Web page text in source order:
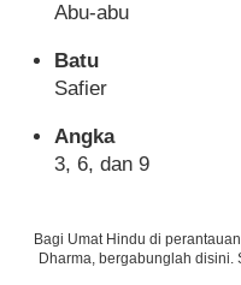
Abu-abu
Batu
Safier
Angka
3, 6, dan 9
Bagi Umat Hindu di
Dharma, bergabunglah disini.